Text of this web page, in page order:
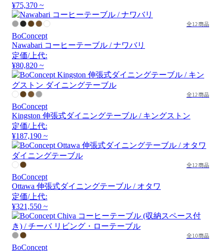
¥75,370 ~
全12商品
BoConcept
Nawabari コーヒーテーブル / ナワバリ
定価/上代:
¥80,820 ~
全12商品
BoConcept
Kingston 伸張式ダイニングテーブル / キングストン
定価/上代:
¥187,190 ~
全12商品
BoConcept
Ottawa 伸張式ダイニングテーブル / オタワ
定価/上代:
¥321,550 ~
全10商品
BoConcept